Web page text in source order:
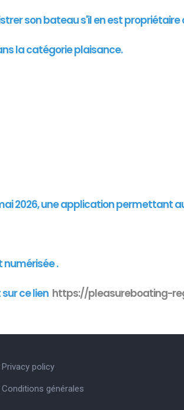
son bateau s'il en est propriétaire
la catégorie plaisance.
2026, une application permettant
.
ce lien https://pleasureboating-
Privacy policy
Conditions générales